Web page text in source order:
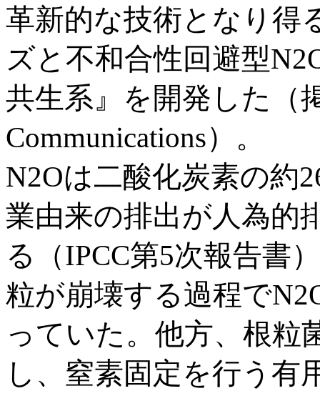
革新的な技術となり得
ズと不和合性回避型
共生系』を開発した（
Communications）。
N2Oは二酸化炭素の約
業由来の排出が人為的
る（IPCC第5次報告書
粒が崩壊する過程で
っていた。他方、根粒
し、窒素固定を行う有